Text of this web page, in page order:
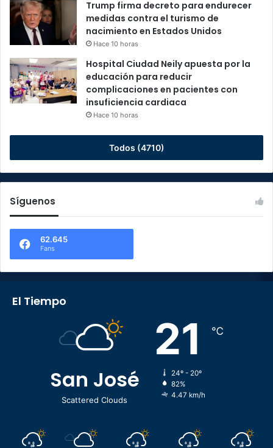
Trump firma decreto para endurecer
medidas contra el turismo de
nacimiento en Estados Unidos
Hace 10 horas
Hospital Ciudad Neily apuesta por la
educación para reducir
complicaciones en pacientes con
insuficiencia cardiaca
Hace 10 horas
Todos (4710)
Síguenos
62.645
Fans
El Tiempo
San José
Scattered Clouds
21 ℃
24º - 20º
82%
4.47 km/h